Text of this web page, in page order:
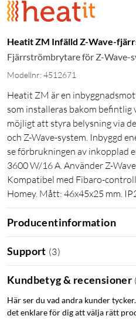
Heatit ZM Infälld Z-Wave-
Fjärrströmbrytare för Z-Wave-
Modellnr: 4512671
Heatit ZM är en
som installeras bakom
möjligt att styra belysning via
och Z-Wave-system. Inbyggd
se förbrukningen av inkopplad
3600 W/16 A. Använder Z-
Kompatibel med Fibaro-
Homey. Mått: 46x45x25 mm.
Producentinformation
Support (3)
Kundbetyg & recensioner (
Här ser du vad andra kunder
det enklare för dig att välja rätt